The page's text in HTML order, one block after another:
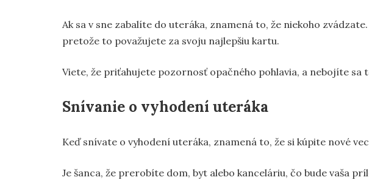
Ak sa v sne zabalíte do uteráka, znamená to, že niekoho
pretože to považujete za svoju najlepšiu kartu.
Viete, že priťahujete pozornosť opačného pohlavia, a nebojíte sa
Snívanie o vyhodení uteráka
Keď snívate o vyhodení uteráka, znamená to, že si kúpite nové
Je šanca, že prerobíte dom, byt alebo kanceláriu, čo bude vaša